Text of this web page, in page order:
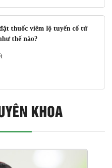
thuốc viêm lộ tuyến cổ tử
thế nào?
KHOA